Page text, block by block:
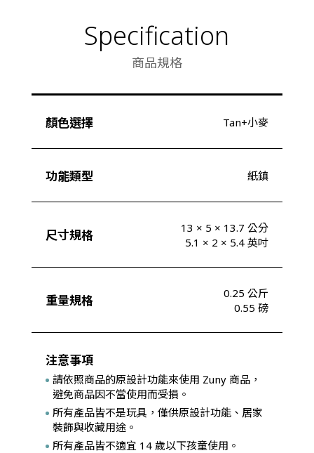
Specification
商品規格
顏色選擇 Tan+小麥
功能類型 紙鎮
尺寸規格
13 × 5 × 13.7 公分
5.1 × 2 × 5.4 英吋
重量規格
0.25 公斤
0.55 磅
注意事項
請依照商品的原設計功能來使用 Zuny 商品，
避免商品因不當使用而受損。
所有產品皆不是玩具，僅供原設計功能、居家
裝飾與收藏用途。
所有產品皆不適宜 14 歲以下孩童使用。